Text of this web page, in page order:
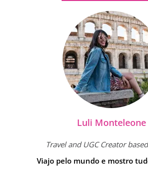
Luli Monteleone
Travel and UGC Creator
Viajo pelo mundo e mostro